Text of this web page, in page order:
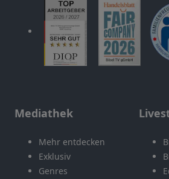
Mediathek
Mehr entdecken
Exklusiv
Genres